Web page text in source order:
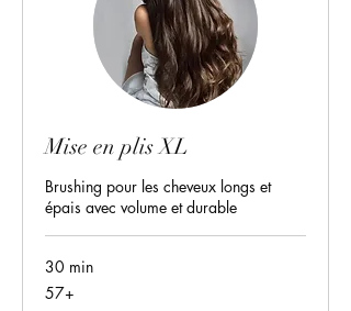
Mise en plis XL
Brushing pour les cheveux longs et
épais avec volume et durable
30 min
57+
57+